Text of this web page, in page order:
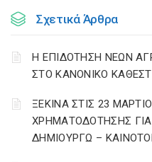
Σχετικά Άρθρα
Η ΕΠΙΔΟΤΗΣΗ ΝΕΩΝ
ΣΤΟ ΚΑΝΟΝΙΚΟ
ΞΕΚΙΝΑ ΣΤΙΣ 23
ΧΡΗΜΑΤΟΔΟΤΗΣΗΣ
ΔΗΜΙΟΥΡΓΩ –